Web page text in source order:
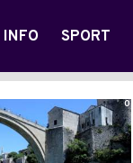
INFO SPORT
0